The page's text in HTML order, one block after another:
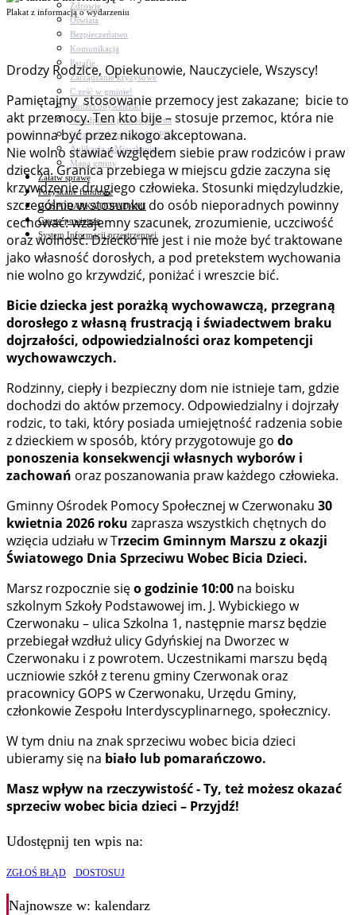
Zdrowie
Oświata
Bezpieczeństwo
Komunikacja
Parafie
Zarządzanie kryzysowe
C.ześć w gminie!
Budżet obywatelski
Nieodpłatna pomoc prawna
Niezbędnik mieszkańca PDF
Aplikacja mMieszkaniec
Mapa gminy
Załatw sprawę
Pozyskane fundusze
GOSPODARKA ODPADAMI
Czyste powietrze
System Informacji przestrzennej
Plakat z informacją o wydarzeniu
Drodzy Rodzice, Opiekunowie, Nauczyciele, Wszyscy!
Pamiętajmy stosowanie przemocy jest zakazane; bicie to
akt przemocy. Ten kto bije – stosuje przemoc, która nie
powinna być przez nikogo akceptowana.
Nie wolno stawiać względem siebie praw rodziców i praw
dziecka. Granica przebiega w miejscu gdzie zaczyna się
krzywdzenie drugiego człowieka. Stosunki międzyludzkie,
szczególnie w stosunku do osób nieporadnych powinny
cechować: wzajemny szacunek, zrozumienie, uczciwość
oraz wolność. Dziecko nie jest i nie może być traktowane
jako własność dorosłych, a pod pretekstem wychowania
nie wolno go krzywdzić, poniżać i wreszcie bić.
Bicie dziecka jest porażką wychowawczą, przegraną
dorosłego z własną frustracją i świadectwem braku
dojrzałości, odpowiedzialności oraz kompetencji
wychowawczych.
Rodzinny, ciepły i bezpieczny dom nie istnieje tam, gdzie
dochodzi do aktów przemocy. Odpowiedzialny i dojrzały
rodzic, to taki, który posiada umiejętność radzenia sobie
z dzieckiem w sposób, który przygotowuje go do
ponoszenia konsekwencji własnych wyborów i
zachowań oraz poszanowania praw każdego człowieka.
Gminny Ośrodek Pomocy Społecznej w Czerwonaku 30
kwietnia 2026 roku zaprasza wszystkich chętnych do
wzięcia udziału w Trzecim Gminnym Marszu z okazji
Światowego Dnia Sprzeciwu Wobec Bicia Dzieci.
Marsz rozpocznie sięo godzinie 10:00 na boisku
szkolnym Szkoły Podstawowej im. J. Wybickiego w
Czerwonaku – ulica Szkolna 1, następnie marsz będzie
przebiegał wzdłuż ulicy Gdyńskiej na Dworzec w
Czerwonaku i z powrotem. Uczestnikami marszu będą
uczniowie szkół z terenu gminy Czerwonak oraz
pracownicy GOPS w Czerwonaku, Urzędu Gminy,
członkowie Zespołu Interdyscyplinarnego, społecznicy.
W tym dniu na znak sprzeciwu wobec bicia dzieci
ubieramy się na biało lub pomarańczowo.
Masz wpływ na rzeczywistość - Ty, też możesz okazać
sprzeciw wobec bicia dzieci – Przyjdź!
Udostępnij ten wpis na:
ZGŁOŚ BŁĄD DOSTOSUJ
Najnowsze w: kalendarz